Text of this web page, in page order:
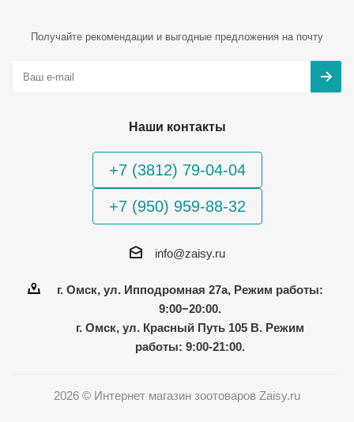
Получайте рекомендации и выгодные предложения на почту
Наши контакты
+7 (3812) 79-04-04
+7 (950) 959-88-32
info@zaisy.ru
г. Омск, ул. Ипподромная 27а, Режим работы:
9:00−20:00.
г. Омск, ул. Красный Путь 105 В. Режим
работы: 9:00-21:00.
2026 © Интернет магазин зоотоваров Zaisy.ru